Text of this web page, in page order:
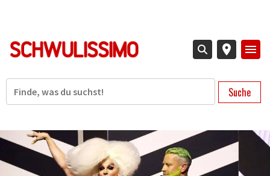
Suche